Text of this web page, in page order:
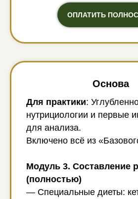
ОПЛАТИТЬ
Основа
Для практики:
нутрициологии и первые
для анализа.
Включено всё из
Модуль 3. Составление
(полностью)
— Специальные диеты: